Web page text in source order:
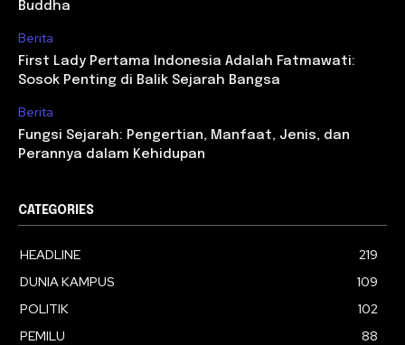
Buddha
Berita
First Lady Pertama Indonesia Adalah Fatmawati:
Sosok Penting di Balik Sejarah Bangsa
Berita
Fungsi Sejarah: Pengertian, Manfaat, Jenis, dan
Perannya dalam Kehidupan
CATEGORIES
HEADLINE
219
DUNIA KAMPUS
109
POLITIK
102
PEMILU
88